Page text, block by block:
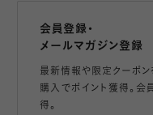
会員登録・
メールマガジン登録
最新情報や限定クーポン
購入でポイント獲得。会
得。